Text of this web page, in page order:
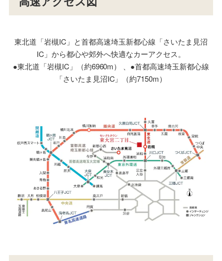
東北道「岩槻IC」と首都高速埼玉新都心線「さいたま見沼
IC」から都心や郊外へ快適なカーアクセス。
●東北道「岩槻IC」（約6960m） 、●首都高速埼玉新都心線
「さいたま見沼IC」（約7150m）